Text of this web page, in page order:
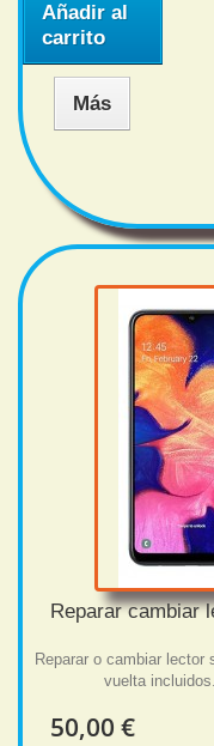
Añadir al
carrito
Más
Reparar cambiar
Reparar o cambiar lector
vuelta
50,00 €